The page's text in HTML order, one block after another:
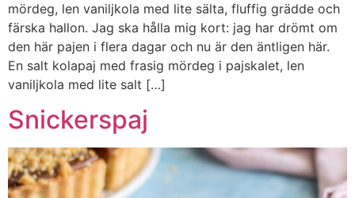
mördeg, len vaniljkola med lite sälta, fluffig grädde och
färska hallon. Jag ska hålla mig kort: jag har drömt om
den här pajen i flera dagar och nu är den äntligen här.
En salt kolapaj med frasig mördeg i pajskalet, len
vaniljkola med lite salt […]
Snickerspaj